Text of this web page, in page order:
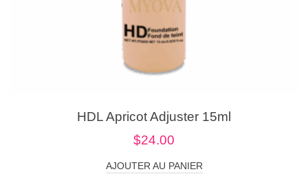
HDL Apricot Adjuster 15ml
$24.00
AJOUTER AU PANIER